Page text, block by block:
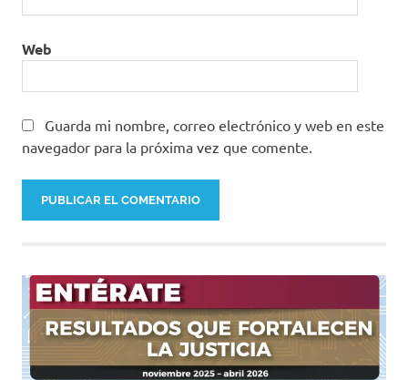
Web
Guarda mi nombre, correo electrónico y web en este
navegador para la próxima vez que comente.